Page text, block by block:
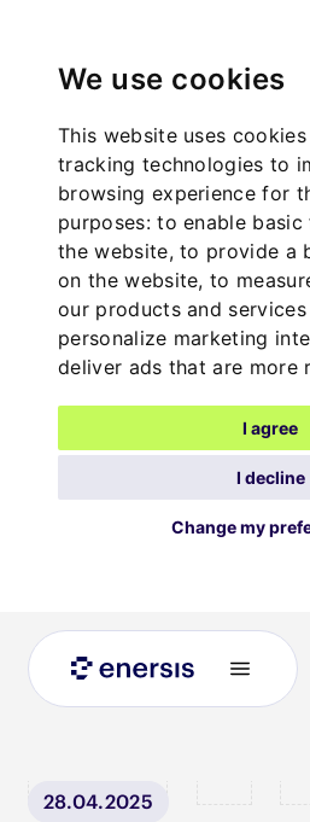
We use cookies
This website uses
tracking technologies to
browsing experience for
purposes:to enable
the website,to provide a
on the website,to
our products and
personalize marketing
deliver ads that are more
I agree
I decline
Change my
Blog
28.04.2025